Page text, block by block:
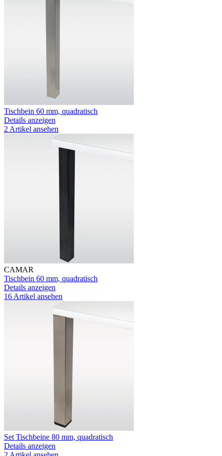
Tischbein 60 mm, quadratisch
Details anzeigen
2 Artikel ansehen
CAMAR
Tischbein 60 mm, quadratisch
Details anzeigen
16 Artikel ansehen
Set Tischbeine 80 mm, quadratisch
Details anzeigen